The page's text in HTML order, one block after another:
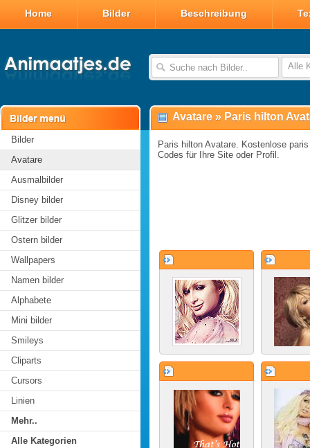
Home Bilder Beschreibung
Alle
Bilder
Avatare
Ausmalbilder
Disney bilder
Glitzer bilder
Ostern bilder
Wallpapers
Namen bilder
Alphabete
Mini bilder
Smileys
Cliparts
Cursors
Linien
Mehr..
Alle Kategorien
Avatare » Paris hilton
Paris hilton Avatare. Kostenlose
Codes für Ihre Site oder Profil.